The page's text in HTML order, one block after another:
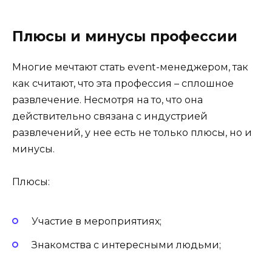
Плюсы и минусы профессии
Многие мечтают стать event-менеджером, так
как считают, что эта профессия – сплошное
развлечение. Несмотря на то, что она
действительно связана с индустрией
развлечений, у нее есть не только плюсы, но и
минусы.
Плюсы:
Участие в мероприятиях;
Знакомства с интересными людьми;